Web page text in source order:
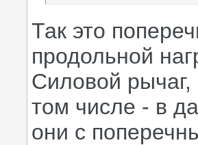
Так это
продольной
Силовой рычаг,
том числе - в
они с